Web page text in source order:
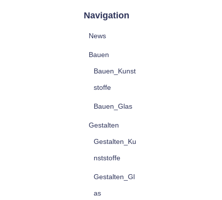
eNavigation
News
Bauen
Bauen_Kunst
stoffe
Bauen_Glas
Gestalten
Gestalten_Ku
nststoffe
Gestalten_Gl
as